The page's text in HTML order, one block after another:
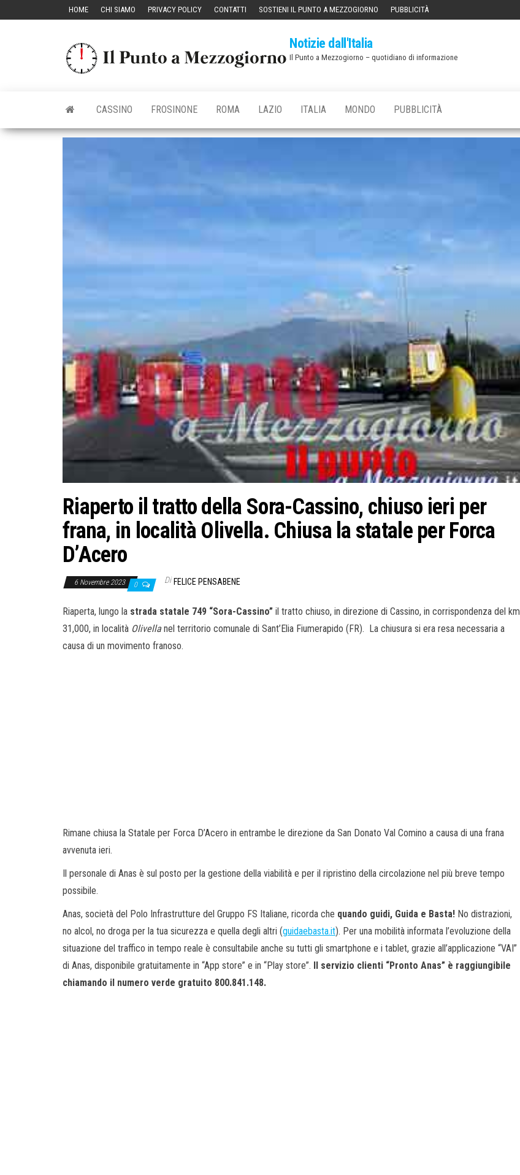
HOME CHI SIAMO PRIVACY POLICY CONTATTI SOSTIENI IL PUNTO A MEZZOGIORNO PUBBLICITÀ
Notizie dall'Italia
Il Punto a Mezzogiorno – quotidiano di informazione
CASSINO FROSINONE ROMA LAZIO ITALIA MONDO PUBBLICITÀ
Riaperto il tratto della Sora-Cassino, chiuso ieri per
frana, in località Olivella. Chiusa la statale per Forca
D’Acero
6 Novembre 2023 0 Di FELICE PENSABENE
Riaperta, lungo la strada statale 749 “Sora-Cassino” il tratto chiuso, in direzione di Cassino, in corrispondenza del km
31,000, in località Olivellanel territorio comunale di Sant’Elia Fiumerapido (FR). La chiusura si era resa necessaria a
causa di un movimento franoso.
Rimane chiusa la Statale per Forca D’Acero in entrambe le direzione da San Donato Val Comino a causa di una frana
avvenuta ieri.
Il personale di Anas è sul posto per la gestione della viabilità e per il ripristino della circolazione nel più breve tempo
possibile.
Anas, società del Polo Infrastrutture del Gruppo FS Italiane, ricorda che quando guidi, Guida e Basta! No distrazioni,
no alcol, no droga per la tua sicurezza e quella degli altri (guidaebasta.it). Per una mobilità informata l’evoluzione della
situazione del traffico in tempo reale è consultabile anche su tutti gli smartphone e i tablet, grazie all’applicazione “VAI”
di Anas, disponibile gratuitamente in “App store” e in “Play store”. Il servizio clienti “Pronto Anas” è raggiungibile
chiamando il numero verde gratuito 800.841.148.